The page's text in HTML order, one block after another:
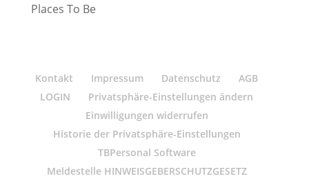
Places To Be
Kontakt Impressum Datenschutz
AGB
LOGIN
Privatsphäre-Einstellungen ändern
Einwilligungen widerrufen
Historie der Privatsphäre-Einstellungen
TBPersonal Software
Meldestelle HINWEISGEBERSCHUTZGESETZ